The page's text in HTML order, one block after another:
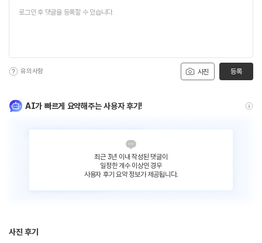
사진
유의사항 등록
AI가 빠르게 요약해주는 사용자 후기!
최근 3년 이내 작성된 댓글이
일정한 개수 이상인 경우
사용자 후기 요약 정보가 제공됩니다.
사진 후기